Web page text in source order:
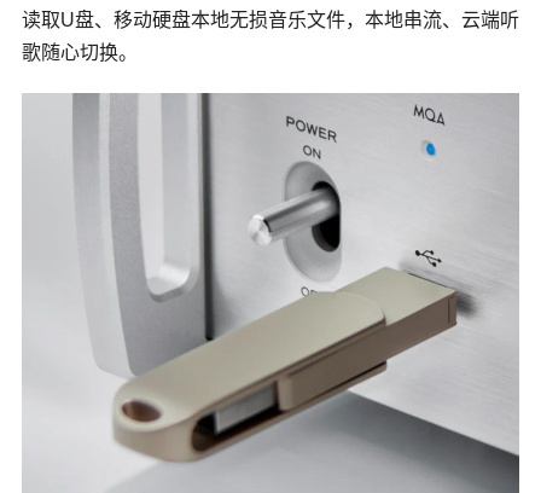
读取U盘、移动硬盘本地无损音乐文件，本地串流、云端听
歌随心切换。